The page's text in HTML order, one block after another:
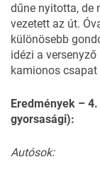
dűne nyitotta, de
vezetett az út.
különösebb
idézi a
kamionos csapat
Eredmények – 4.
gyorsasági):
Autósok: